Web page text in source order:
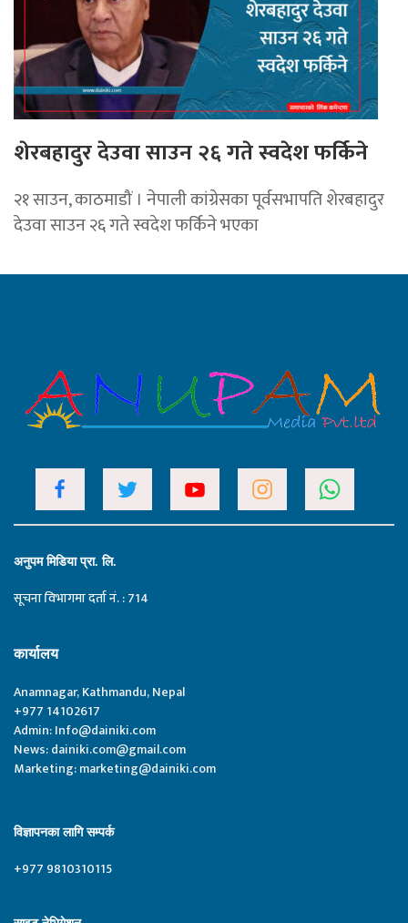
शेरबहादुर देउवा साउन २६ गते स्वदेश फर्किने
२१ साउन, काठमाडौं । नेपाली कांग्रेसका पूर्वसभापति शेरबहादुर
देउवा साउन २६ गते स्वदेश फर्किने भएका
अनुपम मिडिया प्रा. लि.
सूचना विभागमा दर्ता नं. : 714
कार्यालय
Anamnagar, Kathmandu, Nepal
+977 14102617
Admin:Info@dainiki.com
News:dainiki.com@gmail.com
Marketing:marketing@dainiki.com
विज्ञापनका लागि सम्पर्क
+977 9810310115